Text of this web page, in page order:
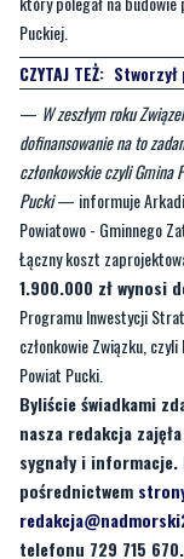
—W zeszłym roku
dofinansowanie na to
członkowskie czyli Gmina
Pucki— informuje
Powiatowo - Gminnego
Łączny koszt
1.900.000 zł wynosi
Programu Inwestycji
członkowie Związku,
Powiat Pucki.
Byliście świadkami
nasza redakcja
sygnały i informacje.
pośrednictwem
telefonu 729 715 670.